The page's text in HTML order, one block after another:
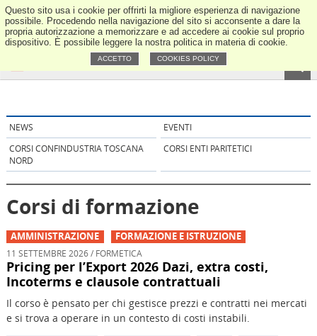
Questo sito usa i cookie per offrirti la migliore esperienza di navigazione
possibile. Procedendo nella navigazione del sito si acconsente a dare la
propria autorizzazione a memorizzare e ad accedere ai cookie sul proprio
dispositivo. È possibile leggere la nostra politica in materia di cookie.
ACCETTO COOKIES POLICY
ANCE
NEWS
EVENTI
CORSI CONFINDUSTRIA TOSCANA
NORD
CORSI ENTI PARITETICI
Corsi di formazione
AMMINISTRAZIONE FORMAZIONE E ISTRUZIONE
11 SETTEMBRE 2026 / FORMETICA
Pricing per l’Export 2026 Dazi, extra costi,
Incoterms e clausole contrattuali
Il corso è pensato per chi gestisce prezzi e contratti nei mercati
e si trova a operare in un contesto di costi instabili.